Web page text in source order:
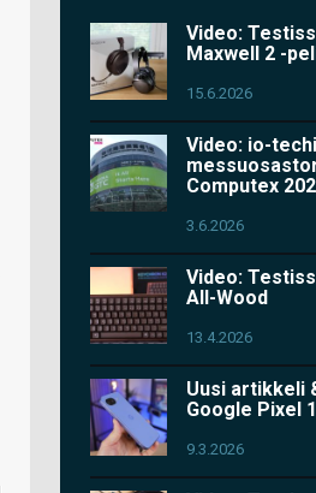
Video:
Maxwell 2 -
15.6.2026
Video: io-
Computex
3.6.2026
Video:
All-Wood
13.4.2026
Uusi artikkeli
Google Pixel
9.3.2026